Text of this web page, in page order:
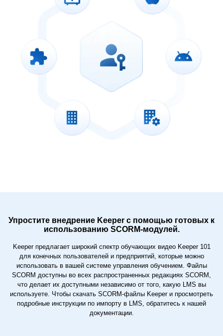
Упростите внедрение Keeper с помощью готовых к
использованию SCORM-модулей.
Keeper предлагает широкий спектр обучающих видео Keeper 101
для конечных пользователей и предприятий, которые можно
использовать в вашей системе управления обучением. Файлы
SCORM доступны во всех распространенных редакциях SCORM,
что делает их доступными независимо от того, какую LMS вы
используете. Чтобы скачать SCORM-файлы Keeper и просмотреть
подробные инструкции по импорту в LMS, обратитесь к нашей
документации.